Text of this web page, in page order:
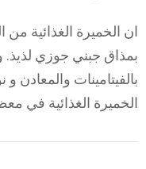
ان الخميرة الغذائية من
بمذاق جبني جوزي
بالفيتامينات
الخميرة الغذائية في